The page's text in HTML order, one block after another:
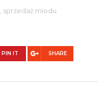
sprzedaż miodu
PIN IT SHARE